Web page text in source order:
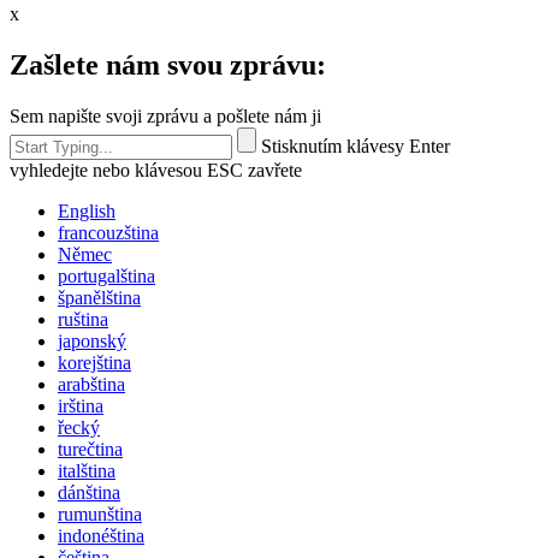
x
Zašlete nám svou zprávu:
Sem napište svoji zprávu a pošlete nám ji
Stisknutím klávesy Enter
vyhledejte nebo klávesou ESC zavřete
English
francouzština
Němec
portugalština
španělština
ruština
japonský
korejština
arabština
irština
řecký
turečtina
italština
dánština
rumunština
indonéština